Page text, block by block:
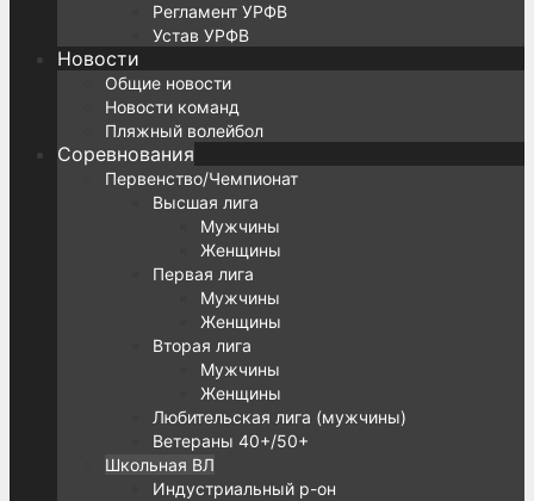
Регламент УРФВ
Устав УРФВ
Новости
Общие новости
Новости команд
Пляжный волейбол
Соревнования
Первенство/Чемпионат
Высшая лига
Мужчины
Женщины
Первая лига
Мужчины
Женщины
Вторая лига
Мужчины
Женщины
Любительская лига (мужчины)
Ветераны 40+/50+
Школьная ВЛ
Индустриальный р-он